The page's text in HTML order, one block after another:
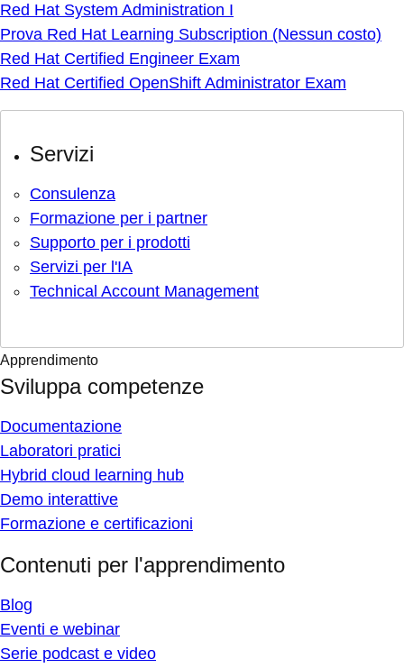
Red Hat System Administration I
Prova Red Hat Learning Subscription (Nessun costo)
Red Hat Certified Engineer Exam
Red Hat Certified OpenShift Administrator Exam
Servizi
Consulenza
Formazione per i partner
Supporto per i prodotti
Servizi per l'IA
Technical Account Management
Apprendimento
Sviluppa competenze
Documentazione
Laboratori pratici
Hybrid cloud learning hub
Demo interattive
Formazione e certificazioni
Contenuti per l'apprendimento
Blog
Eventi e webinar
Serie podcast e video